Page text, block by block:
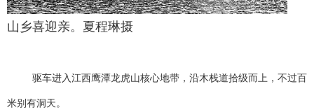
山乡喜迎亲。夏程琳摄
驱车进入江西鹰潭龙虎山核心地带，沿木栈道拾级而上，不过百
米别有洞天。